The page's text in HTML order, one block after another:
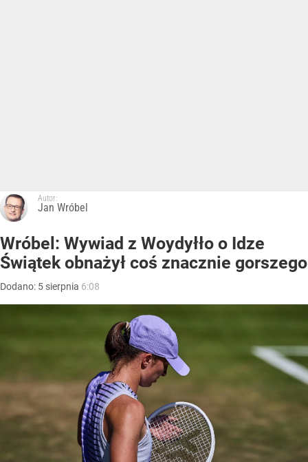
Autor:
Jan Wróbel
Wróbel: Wywiad z Woydyłło o Idze
Świątek obnażył coś znacznie gorszego
Dodano: 5 sierpnia 6:08